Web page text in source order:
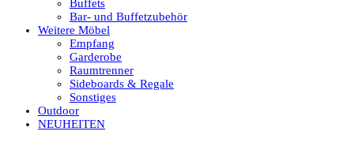
Buffets
Bar- und Buffetzubehör
Weitere Möbel
Empfang
Garderobe
Raumtrenner
Sideboards & Regale
Sonstiges
Outdoor
NEUHEITEN